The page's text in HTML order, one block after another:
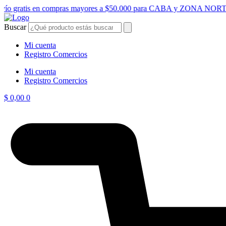
Ir
al
contenido
gratis en compras mayores a $50.000 para CABA y ZONA
Buscar
Mi cuenta
Registro Comercios
Mi cuenta
Registro Comercios
$ 0,00 0